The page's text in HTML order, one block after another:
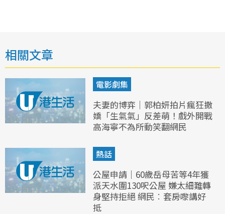
相關文章
電影劇集
夫妻的博弈｜郭柏妍拍片瘋狂撒
嬌「生氣氣」反差萌！戲外開戰
高海寧不為所動笑翻網民
熱話
公屋申請｜60歲岳母苦等4年獲
派天水圍130呎公屋 嫌太細難轉
身堅持拒絕 網民︰套房嚟講好
抵